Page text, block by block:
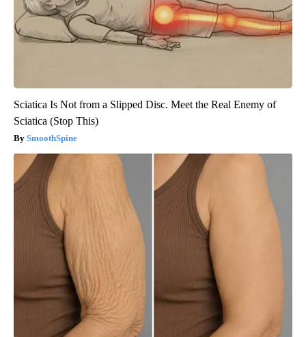
Sciatica Is Not from a Slipped Disc. Meet the Real Enemy of
Sciatica (Stop This)
SmoothSpine